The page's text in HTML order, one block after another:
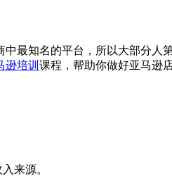
中最知名的平台，所以大部分人
逊培训 课程，帮助你做好亚马逊
来源。